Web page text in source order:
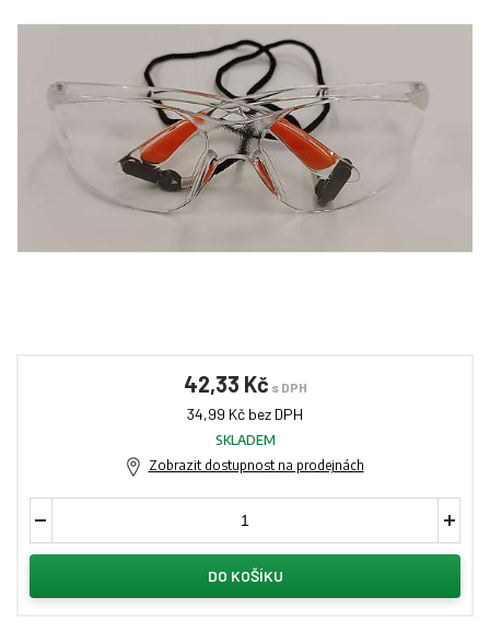
42,33 Kč s DPH
34,99 Kč bez DPH
SKLADEM
Zobrazit dostupnost na prodejnách
DO KOŠÍKU